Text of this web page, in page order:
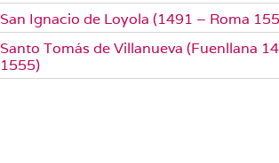
San Ignacio de Loyola (1491 – Roma
Santo Tomás de Villanueva (Fuenllana
1555)